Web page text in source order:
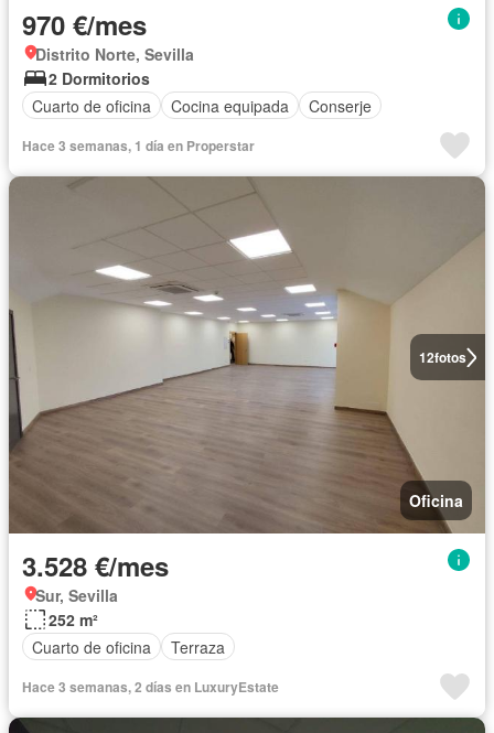
970 €/mes
Distrito Norte, Sevilla
2 Dormitorios
Cuarto de oficina
Cocina equipada Conserje
Hace 3 semanas, 1 día en Properstar
12fotos
Oficina
3.528 €/mes
Sur, Sevilla
252 m²
Cuarto de oficina
Terraza
Hace 3 semanas, 2 días en LuxuryEstate